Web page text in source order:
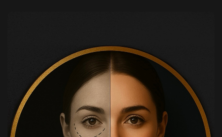
Botulinum Toksini uygulamaları,